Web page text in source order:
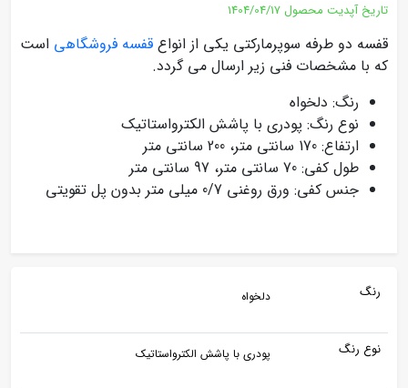
تاریخ آپدیت محصول 1404/04/17
قفسه دو طرفه سوپرمارکتی یکی از انواع قفسه فروشگاهی است
که با مشخصات فنی زیر ارسال می گردد.
رنگ: دلخواه
نوع رنگ: پودری با پاشش الکترواستاتیک
ارتفاع: 170 سانتی متر، 200 سانتی متر
طول کفی: 70 سانتی متر، 97 سانتی متر
جنس کفی: ورق روغنی 0/7 میلی متر بدون پل تقویتی
رنگ دلخواه
نوع رنگ پودری با پاشش الکترواستاتیک